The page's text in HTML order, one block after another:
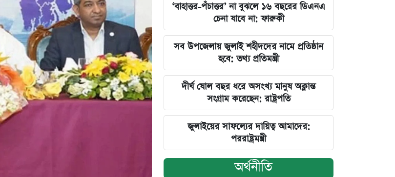
‘বাহাত্তর-পঁচাত্তর’ না বুঝলে ১৬ বছরের ডিএনএ
চেনা যাবে না: ফারুকী
সব উপজেলায় জুলাই শহীদদের নামে প্রতিষ্ঠান
হবে: তথ্য প্রতিমন্ত্রী
দীর্ঘ ষোল বছর ধরে অসংখ্য মানুষ অক্লান্ত
সংগ্রাম করেছেন: রাষ্ট্রপতি
জুলাইয়ের সাফল্যের দায়িত্ব আমাদের:
পররাষ্ট্রমন্ত্রী
অর্থনীতি